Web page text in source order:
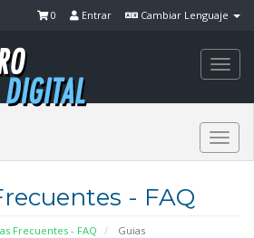
Cambiar Lenguaje
Entrar
0
- FAQ
Frecuentes - FAQ Guias